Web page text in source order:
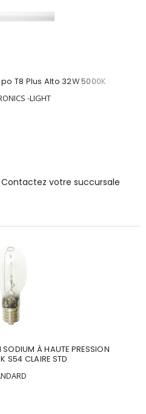
T8 Plus Alto 32W 5000K
-LIGHT
votre succursale
À HAUTE PRESSION
S54 CLAIRE STD